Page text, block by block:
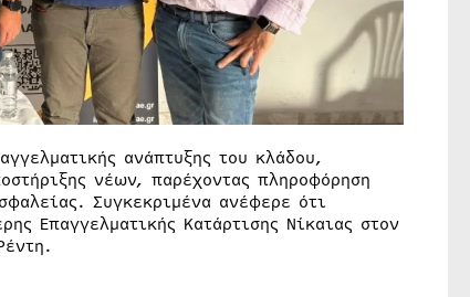
ανάπτυξης του κλάδου,
νέων, παρέχοντας πληροφόρηση
Συγκεκριμένα ανέφερε ότι
Επαγγελματικής Κατάρτισης Νίκαιας στον